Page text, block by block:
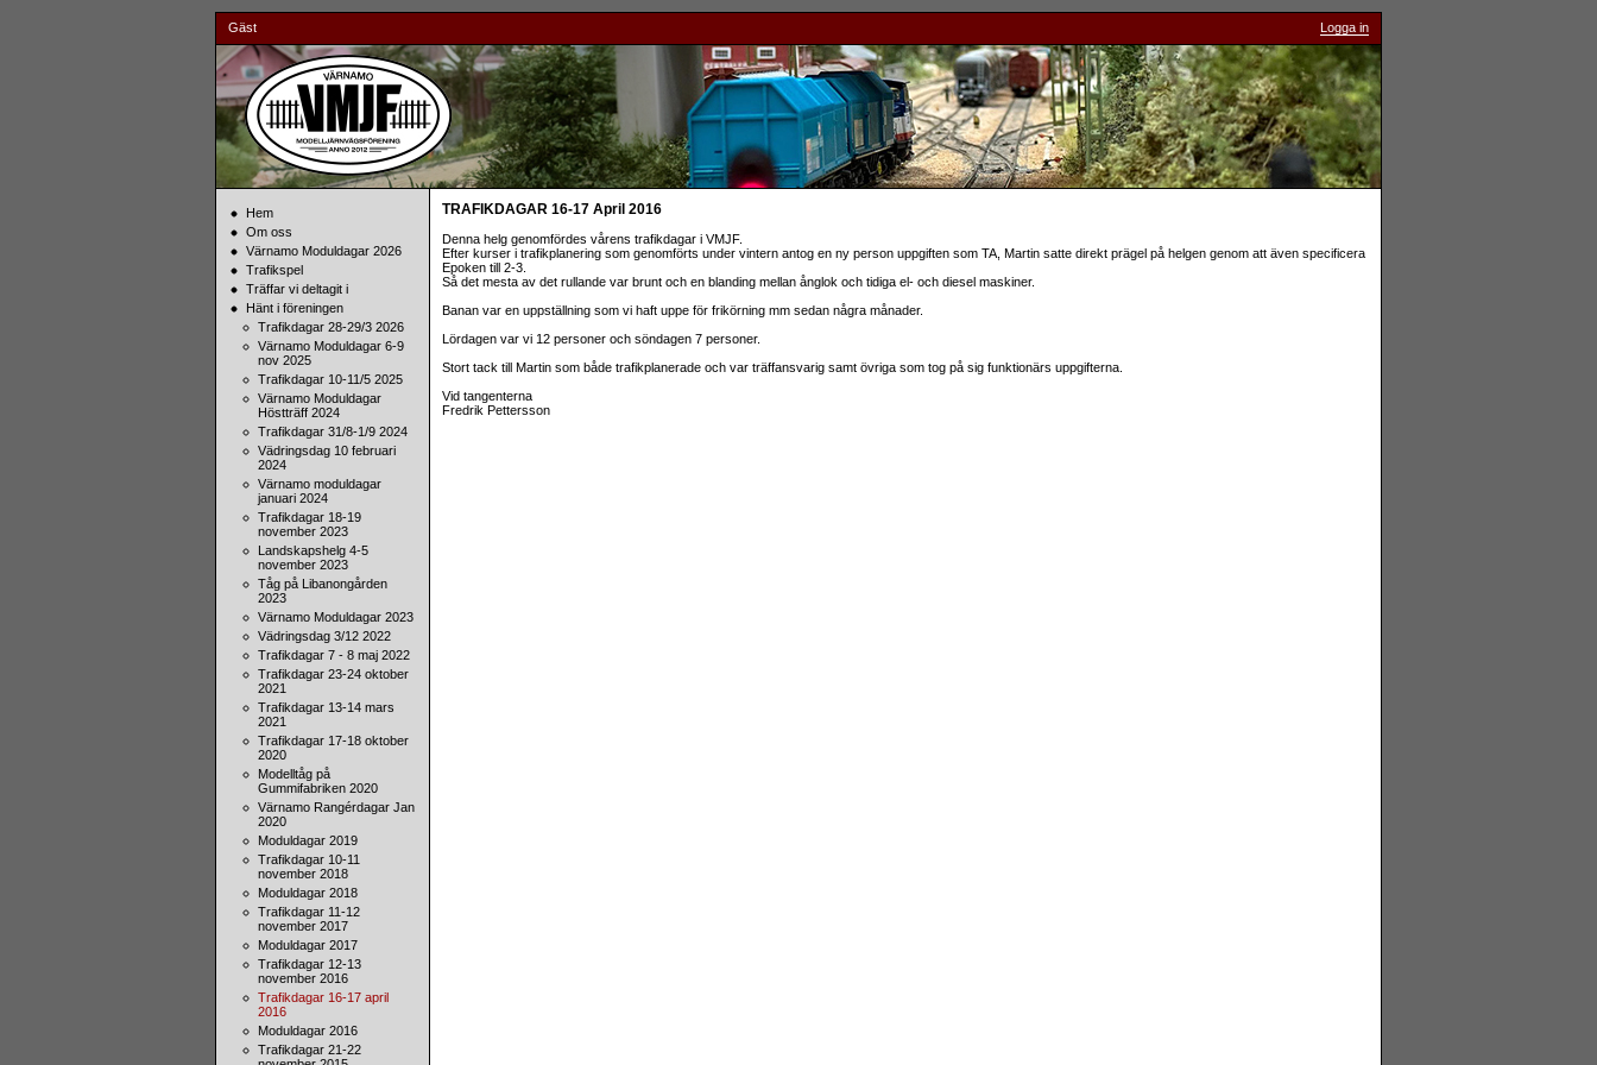
Gäst Logga in
Hem
Om oss
Värnamo Moduldagar 2026
Trafikspel
Träffar vi deltagit i
Hänt i föreningen
Trafikdagar 28-29/3 2026
Värnamo Moduldagar 6-9
nov 2025
Trafikdagar 10-11/5 2025
Värnamo Moduldagar
Höstträff 2024
Trafikdagar 31/8-1/9 2024
Vädringsdag 10 februari
2024
Värnamo moduldagar
januari 2024
Trafikdagar 18-19
november 2023
Landskapshelg 4-5
november 2023
Tåg på Libanongården
2023
Värnamo Moduldagar 2023
Vädringsdag 3/12 2022
Trafikdagar 7 - 8 maj 2022
Trafikdagar 23-24 oktober
2021
Trafikdagar 13-14 mars
2021
Trafikdagar 17-18 oktober
2020
Modelltåg på
Gummifabriken 2020
Värnamo Rangérdagar Jan
2020
Moduldagar 2019
Trafikdagar 10-11
november 2018
Moduldagar 2018
Trafikdagar 11-12
november 2017
Moduldagar 2017
Trafikdagar 12-13
november 2016
Trafikdagar 16-17 april
2016
Moduldagar 2016
Trafikdagar 21-22
TRAFIKDAGAR 16-17 April 2016
Denna helg genomfördes vårens trafikdagar i VMJF.
Efter kurser i trafikplanering som genomförts under vintern antog en ny person uppgiften som TA, Martin satte direkt prägel på helgen genom att även specificera
Epoken till 2-3.
Så det mesta av det rullande var brunt och en blanding mellan ånglok och tidiga el- och diesel maskiner.
Banan var en uppställning som vi haft uppe för frikörning mm sedan några månader.
Lördagen var vi 12 personer och söndagen 7 personer.
Stort tack till Martin som både trafikplanerade och var träffansvarig samt övriga som tog på sig funktionärs uppgifterna.
Vid tangenterna
Fredrik Pettersson